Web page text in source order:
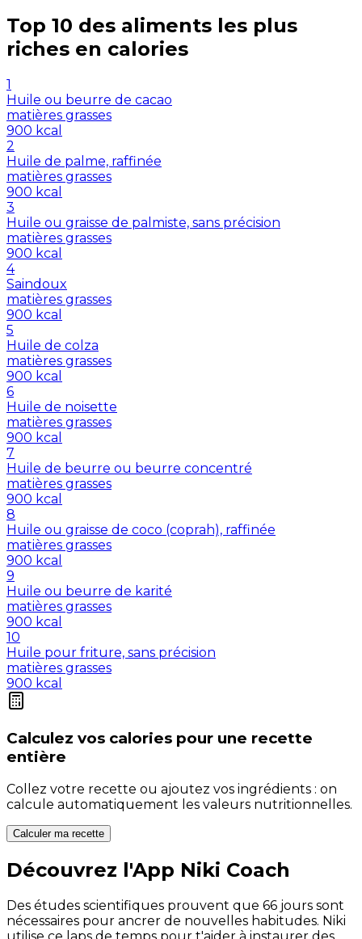
Top 10 des aliments les plus
riches en calories
1
Huile ou beurre de cacao
matières grasses
900 kcal
2
Huile de palme, raffinée
matières grasses
900 kcal
3
Huile ou graisse de palmiste, sans précision
matières grasses
900 kcal
4
Saindoux
matières grasses
900 kcal
5
Huile de colza
matières grasses
900 kcal
6
Huile de noisette
matières grasses
900 kcal
7
Huile de beurre ou beurre concentré
matières grasses
900 kcal
8
Huile ou graisse de coco (coprah), raffinée
matières grasses
900 kcal
9
Huile ou beurre de karité
matières grasses
900 kcal
10
Huile pour friture, sans précision
matières grasses
900 kcal
Calculez vos calories pour une recette
entière
Collez votre recette ou ajoutez vos ingrédients : on
calcule automatiquement les valeurs nutritionnelles.
Calculer ma recette
Découvrez l'App Niki Coach
Des études scientifiques prouvent que 66 jours sont
nécessaires pour ancrer de nouvelles habitudes. Niki
utilise ce laps de temps pour t'aider à instaurer des